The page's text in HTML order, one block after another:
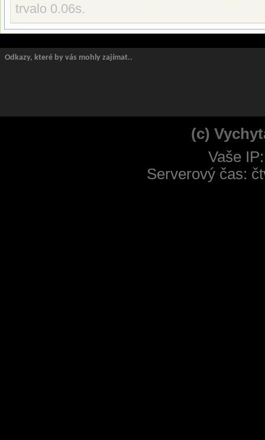
trvalo 0.06s.
Odkazy, které by vás mohly zajímat..
(c)
Vaše
Serverový čas: